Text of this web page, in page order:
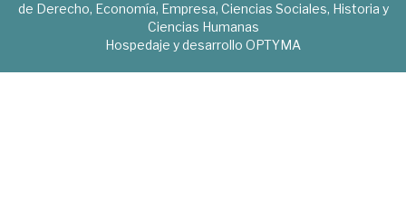
de Derecho, Economía, Empresa, Ciencias Sociales, Historia y
Ciencias Humanas
Hospedaje y desarrollo OPTYMA